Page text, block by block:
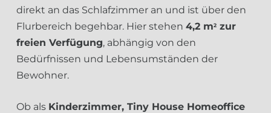
direkt an das Schlafzimmer an und ist über den
Flurbereich begehbar. Hier stehen 4,2 m2 zur
freien Verfügung, abhängig von den
Bedürfnissen und Lebensumständen der
Bewohner.
Ob als Kinderzimmer, Tiny House Homeoffice